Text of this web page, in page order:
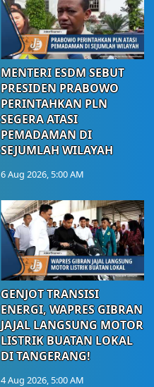
MENTERI ESDM SEBUT
PRESIDEN PRABOWO
PERINTAHKAN PLN
SEGERA ATASI
PEMADAMAN DI
SEJUMLAH WILAYAH
6 Aug 2026, 5:00 AM
GENJOT TRANSISI
ENERGI, WAPRES GIBRAN
JAJAL LANGSUNG MOTOR
LISTRIK BUATAN LOKAL
DI TANGERANG!
4 Aug 2026, 5:00 AM